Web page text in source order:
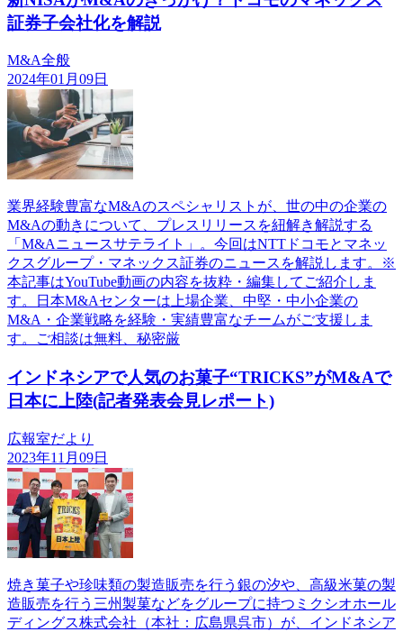
証券子会社化を解説
M&A全般
2024年01月09日
業界経験豊富なM&Aのスペシャリストが、世の中の企業の
M&Aの動きについて、プレスリリースを紐解き解説する
「M&Aニュースサテライト」。今回はNTTドコモとマネッ
クスグループ・マネックス証券のニュースを解説します。※
本記事はYouTube動画の内容を抜粋・編集してご紹介しま
す。日本M&Aセンターは上場企業、中堅・中小企業の
M&A・企業戦略を経験・実績豊富なチームがご支援しま
す。ご相談は無料、秘密厳
インドネシアで人気のお菓子“TRICKS”がM&Aで
日本に上陸(記者発表会見レポート)
広報室だより
2023年11月09日
焼き菓子や珍味類の製造販売を行う銀の汐や、高級米菓の製
造販売を行う三州製菓などをグループに持つミクシオホール
ディングス株式会社（本社：広島県呉市）が、インドネシア